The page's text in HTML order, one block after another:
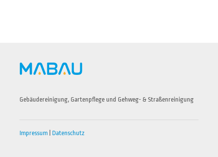
Gebäudereinigung, Gartenpflege und Gehweg- & Straßenreinigung
Impressum Datenschutz